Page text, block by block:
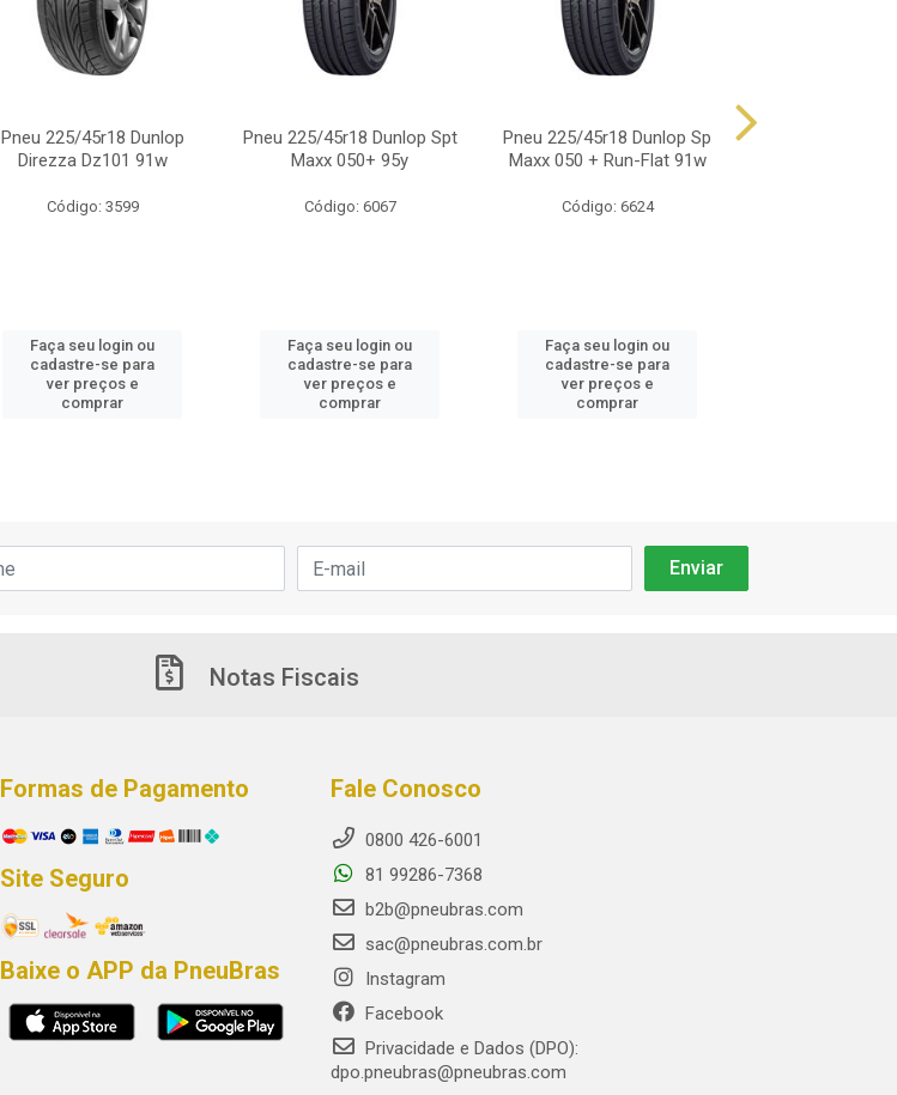
Pneu 225/45r18 Dunlop
Direzza Dz101 91w
Código: 3599
Faça seu login ou
cadastre-se para
ver preços e
comprar
Pneu 225/45r18 Dunlop Spt
Maxx 050+ 95y
Código: 6067
Faça seu login ou
cadastre-se para
ver preços e
comprar
Pneu 225/45r18 Dunlop Sp
Maxx 050 + Run-Flat 91w
Código: 6624
Faça seu login ou
cadastre-se para
ver preços e
comprar
Notas Fiscais
Formas de Pagamento
Site Seguro
Baixe o APP da PneuBras
Fale Conosco
0800 426-6001
81 99286-7368
b2b@pneubras.com
sac@pneubras.com.br
Instagram
Facebook
Privacidade e Dados (DPO):
dpo.pneubras@pneubras.com